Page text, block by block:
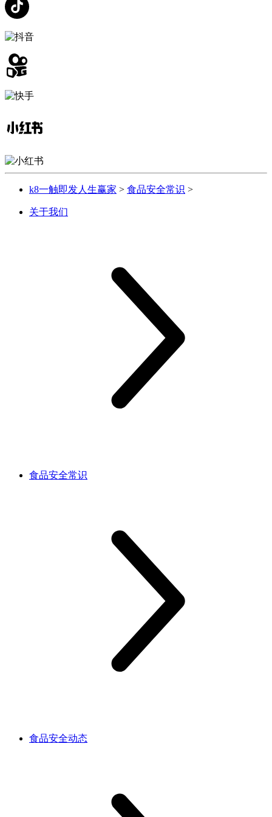
k8一触即发人生赢家 > 食品安全常识 >
关于我们
食品安全常识
食品安全动态